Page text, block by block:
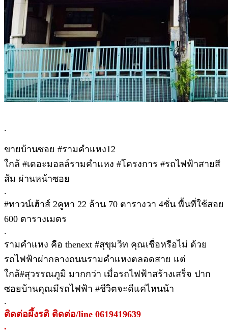
.
ขายบ้านซอย #รามคำแหง12
ใกล้ #เดอะมอลล์รามคำแหง #โครงการ #รถไฟฟ้าสายสี
ส้ม ผ่านหน้าซอย
.
#ทาวน์เฮ้าส์ 2คูหา 22 ล้าน 70 ตารางวา 4ชั่น พื้นที่ใช้สอย
600 ตารางเมตร
.
รามคำแหง คือ thenext #สุขุมวิท คุณเชื่อหรือไม่ ด้วย
รถไฟฟ้าผ่ากลางถนนรามคำแหงตลอดสาย แต่
ใกล้#สุวรรณภูมิ มากกว่า เมื่อรถไฟฟ้าสร้างเสร็จ ปาก
ซอยบ้านคุณมีรถไฟฟ้า #ชีวิตจะดีแค่ไหนน้า
.
ติดต่อผึ้งรติ ติดต่อ/line 0619419639
.